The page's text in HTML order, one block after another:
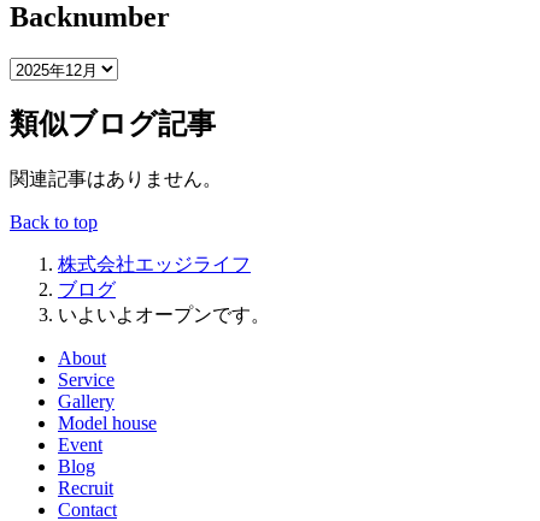
Backnumber
類似ブログ記事
関連記事はありません。
Back to top
株式会社エッジライフ
ブログ
いよいよオープンです。
About
Service
Gallery
Model house
Event
Blog
Recruit
Contact